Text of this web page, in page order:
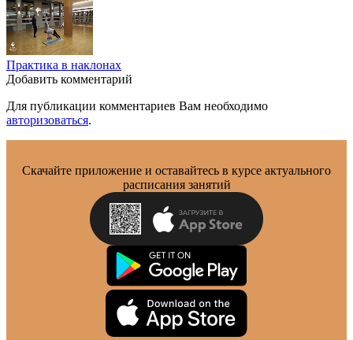
Практика в наклонах
Добавить комментарий
Для публикации комментариев Вам необходимо
авторизоваться.
Скачайте приложение и оставайтесь в курсе актуального
расписания занятий